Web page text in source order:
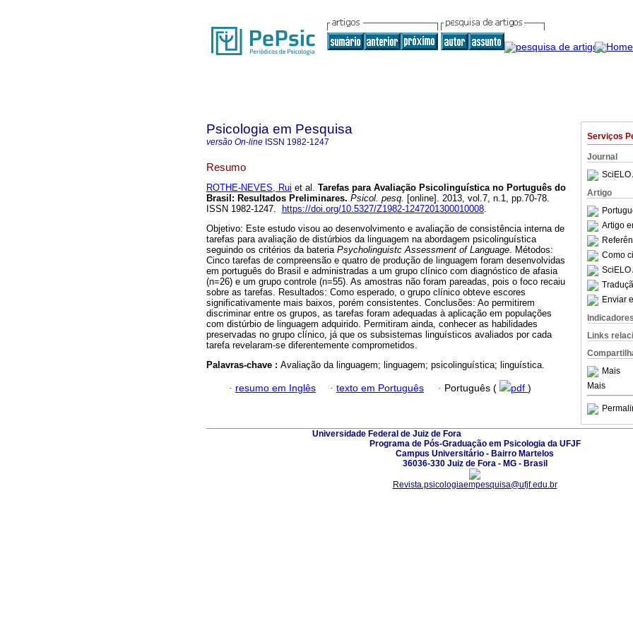
Serviços
Journal
SciELO
Artigo
Artigo
Como
SciELO
Enviar
Indicadores
Links
Mais
Mais
Psicologia em Pesquisa
versão On-line ISSN 1982-1247
Resumo
ROTHE-NEVES, Rui et al. Tarefas para Avaliação Psicolinguística no Português do
Brasil : Resultados Preliminares. Psicol. pesq. [online]. 2013, vol.7, n.1, pp.70-78.
ISSN 1982-1247.
https://doi.org/10.5327/Z1982-1247201300010008.
Objetivo: Este estudo visou ao desenvolvimento e avaliação de consistência interna de
tarefas para avaliação de distúrbios da linguagem na abordagem psicolinguística
seguindo os critérios da bateria Psycholinguistc Assessment of Language. Métodos:
Cinco tarefas de compreensão e quatro de produção de linguagem foram desenvolvidas
em português do Brasil e administradas a um grupo clínico com diagnóstico de afasia
(n=26) e um grupo controle (n=55). As amostras não foram pareadas, pois o foco recaiu
sobre as tarefas. Resultados: Como esperado, o grupo clínico obteve escores
significativamente mais baixos, porém consistentes. Conclusões: Ao permitirem
discriminar entre os grupos, as tarefas foram adequadas à aplicação em populações
com distúrbio de linguagem adquirido. Permitiram ainda, conhecer as habilidades
preservadas no grupo clínico, já que os subsistemas linguísticos avaliados por cada
tarefa revelaram-se diferentemente comprometidos.
Palavras-chave : Avaliação da linguagem; linguagem; psicolinguística; linguística.
· resumo em Inglês · texto em Português · Português ( pdf )
Universidade Federal de Juiz de Fora
Programa de Pós-Graduação em Psicologia da UFJF
Campus Universitário - Bairro Martelos
36036-330 Juiz de Fora - MG - Brasil
Revista.psicologiaempesquisa@ufjf.edu.br